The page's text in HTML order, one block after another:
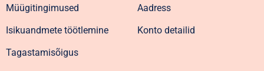
Müügitingimused
Isikuandmete töötlemine
Tagastamisõigus
Aadress
Konto detailid